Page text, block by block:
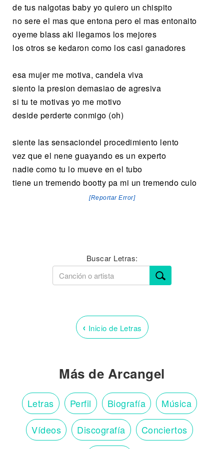
de tus nalgotas baby yo quiero un chispito
no sere el mas que entona pero el mas entonaito
oyeme blass aki llegamos los mejores
los otros se kedaron como los casi ganadores
esa mujer me motiva, candela viva
siento la presion demasiao de agresiva
si tu te motivas yo me motivo
deside perderte conmigo (oh)
siente las sensaciondel procedimiento lento
vez que el nene guayando es un experto
nadie como tu lo mueve en el tubo
tiene un tremendo bootty pa mi un tremendo culo
[Reportar Error]
Buscar Letras:
‹ Inicio de Letras
Más de Arcangel
Letras Perfil Biografía Música
Vídeos Discografía Conciertos